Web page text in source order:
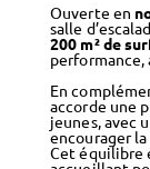
Ouverte en
salle
200 m² de
En
accorde une
jeunes, avec
encourager
Cet équilibre